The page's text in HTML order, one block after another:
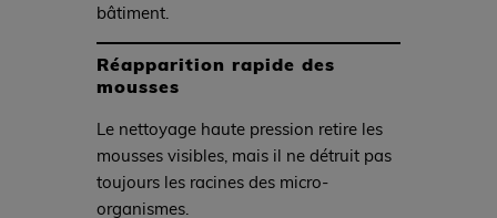
bâtiment.
Réapparition rapide des
mousses
Le nettoyage haute pression retire les
mousses visibles, mais il ne détruit pas
toujours les racines des micro-
organismes.